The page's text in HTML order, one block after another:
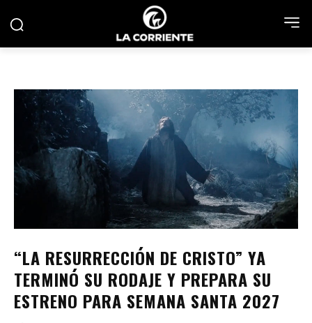
“LA RESURRECCIÓN DE CRISTO” YA
TERMINÓ SU RODAJE Y PREPARA SU
ESTRENO PARA SEMANA SANTA 2027